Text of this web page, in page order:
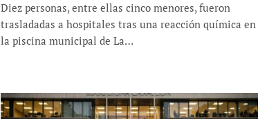
Diez personas, entre ellas cinco menores, fueron
trasladadas a hospitales tras una reacción química en
la piscina municipal de La…